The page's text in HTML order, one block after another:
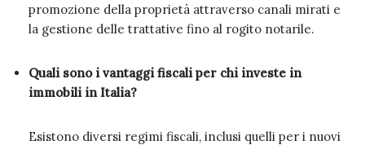
promozione della proprietà attraverso canali mirati e
la gestione delle trattative fino al rogito notarile.
Quali sono i vantaggi fiscali per chi investe in
immobili in Italia?
Esistono diversi regimi fiscali, inclusi quelli per i nuovi